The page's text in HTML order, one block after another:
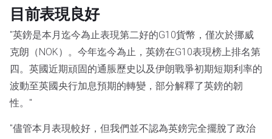
目前表現良好
"英鎊是本月迄今為止表現第二好的G10貨幣，僅次於挪威
克朗（NOK）。今年迄今為止，英鎊在G10表現榜上排名第
四。英國近期頑固的通脹歷史以及伊朗戰爭初期短期利率的
波動至英國央行加息預期的轉變，部分解釋了英鎊的韌
性。"
"儘管本月表現較好，但我們並不認為英鎊完全擺脫了政治